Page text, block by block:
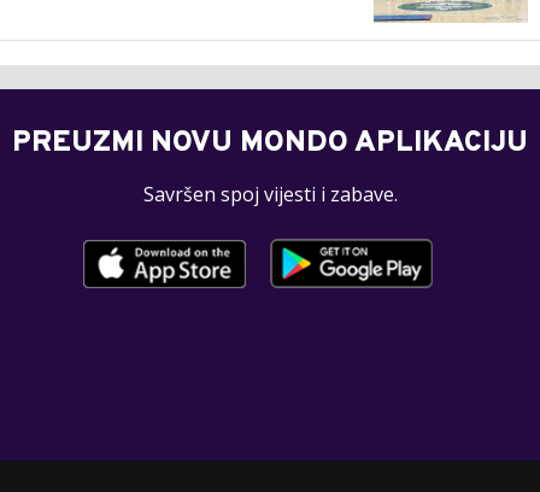
PREUZMI NOVU MONDO APLIKACIJU
Savršen spoj vijesti i zabave.